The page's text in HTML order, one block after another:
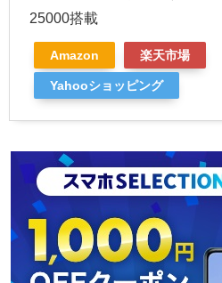
25000搭載
Amazon 楽天市場
Yahooショッピング